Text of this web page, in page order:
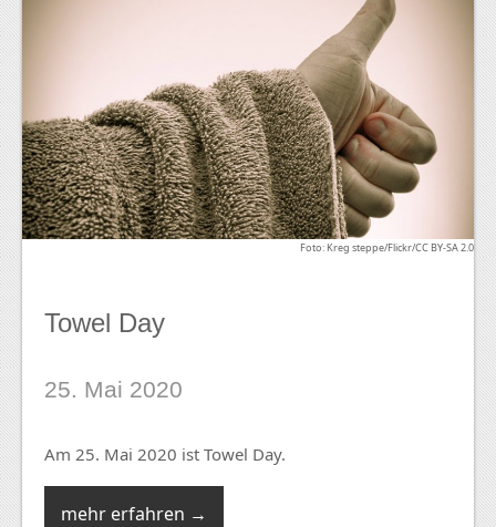
Foto: Kreg steppe/Flickr/CC BY-SA 2.0
Towel Day
25. Mai 2020
Am 25. Mai 2020 ist Towel Day.
mehr erfahren →